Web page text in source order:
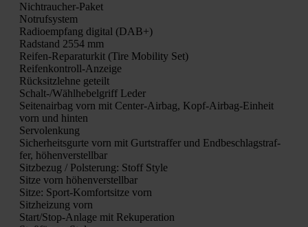
Nicht­rau­cher-Paket
Not­ruf­sys­tem
Radio­emp­fang digi­tal (DAB+)
Rad­stand 2554 mm
Rei­fen-Repa­ra­tur­kit (Tire Mobi­li­ty Set)
Rei­fen­kon­troll-Anzei­ge
Rück­sitz­leh­ne geteilt
Schalt-/Wähl­he­bel­griff Leder
Sei­ten­air­bag vorn mit Cen­ter-Air­bag, Kopf-Air­bag-Ein­heit
vorn und hin­ten
Ser­vo­len­kung
Sicher­heits­gur­te vorn mit Gurt­straf­fer und End­be­schlagstraf­
fer, höhen­ver­stell­bar
Sitz­be­zug / Pols­te­rung: Stoff Style
Sit­ze vorn höhen­ver­stell­bar
Sit­ze: Sport-Kom­fort­sit­ze vorn
Sitz­hei­zung vorn
Star­t/S­top-Anla­ge mit Reku­per­a­ti­on